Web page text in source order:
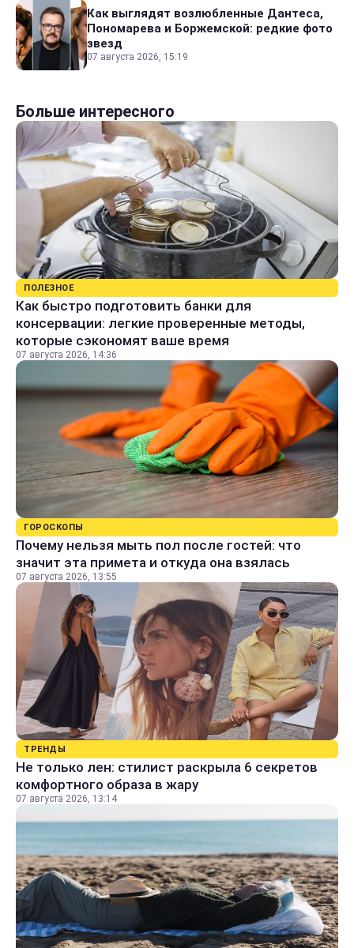
Как выглядят возлюбленные Дантеса,
Пономарева и Боржемской: редкие фото
звезд
07 августа 2026, 15:19
Больше интересного
ПОЛЕЗНОЕ
Как быстро подготовить банки для
консервации: легкие проверенные методы,
которые сэкономят ваше время
07 августа 2026, 14:36
ГОРОСКОПЫ
Почему нельзя мыть пол после гостей: что
значит эта примета и откуда она взялась
07 августа 2026, 13:55
ТРЕНДЫ
Не только лен: стилист раскрыла 6 секретов
комфортного образа в жару
07 августа 2026, 13:14